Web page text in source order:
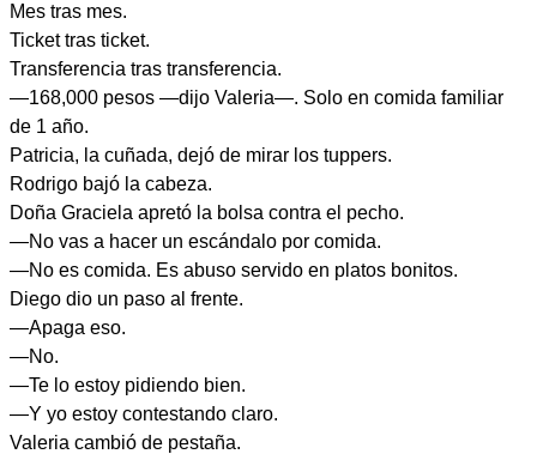
Mes tras mes.
Ticket tras ticket.
Transferencia tras transferencia.
—168,000 pesos —dijo Valeria—. Solo en comida familiar
de 1 año.
Patricia, la cuñada, dejó de mirar los tuppers.
Rodrigo bajó la cabeza.
Doña Graciela apretó la bolsa contra el pecho.
—No vas a hacer un escándalo por comida.
—No es comida. Es abuso servido en platos bonitos.
Diego dio un paso al frente.
—Apaga eso.
—No.
—Te lo estoy pidiendo bien.
—Y yo estoy contestando claro.
Valeria cambió de pestaña.